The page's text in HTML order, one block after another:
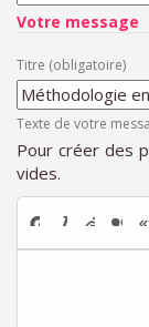
Votre message
Titre (obligatoire)
Texte de votre
Pour créer des
vides.